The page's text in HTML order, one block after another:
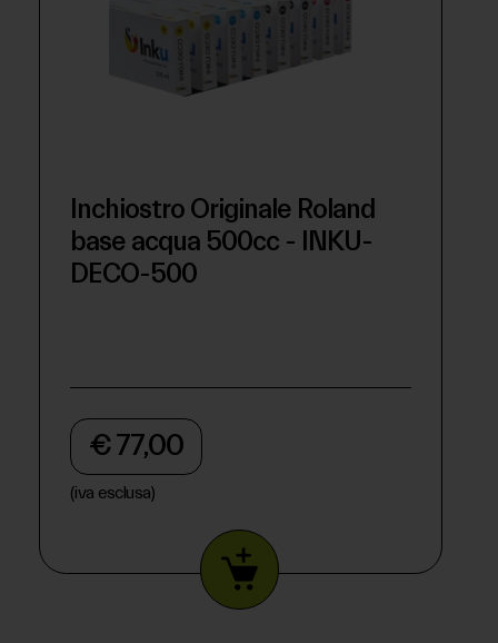
Inchiostro Originale Roland
base acqua 500cc - INKU-
DECO-500
€ 77,00
(iva esclusa)